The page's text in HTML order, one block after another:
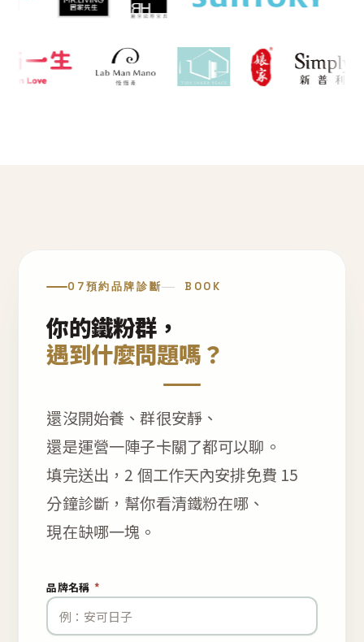
07預約品牌診斷 BOOK
你的鐵粉群，
遇到什麼問題嗎？
還沒開始養、群很安靜、
還是運營一陣子卡關了都可以聊。
填完送出，2 個工作天內安排免費 15
分鐘診斷，幫你看清鐵粉在哪、
現在缺哪一塊。
品牌名稱 *